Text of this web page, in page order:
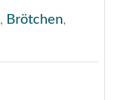
, Brötchen,